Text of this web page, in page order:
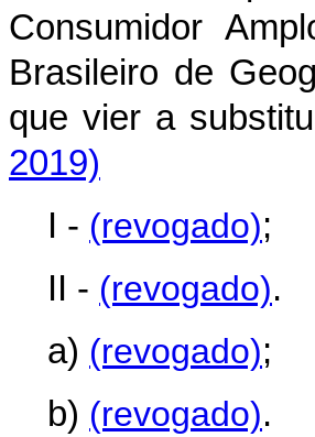
Consumidor
Brasileiro de
que vier a
2019)
I - (revogado);
II - (revogado)
a) (revogado)
b) (revogado)